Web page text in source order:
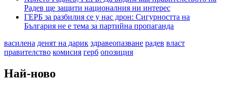
Радев ще защити националния ни интерес
ГЕРБ за разбилия се у нас дрон: Сигурността на
България не е тема за партийна пропаганда
василена денят на дарик здравеопазване радев власт
правителство комисия герб опозиция
Най-ново